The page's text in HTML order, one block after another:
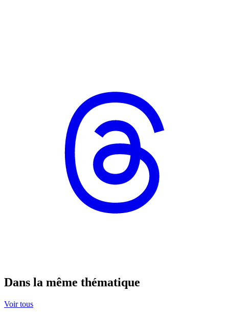
Dans la même thématique
Voir tous